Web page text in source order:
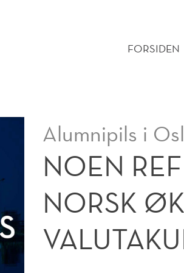
FORSIDEN
Alumnipils i
NOEN
NORSK